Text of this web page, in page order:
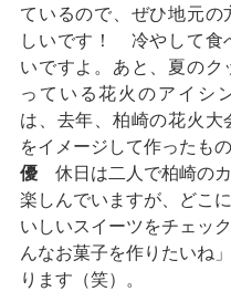
ているので、ぜひ地元の
しいです！　冷やして食
いですよ。あと、夏のク
っている花火のアイシ
は、去年、柏崎の花火大
をイメージして作ったもの
優 休日は二人で柏崎の
楽しんでいますが、どこ
いしいスイーツをチェッ
んなお菓子を作りたいね
ります（笑）。